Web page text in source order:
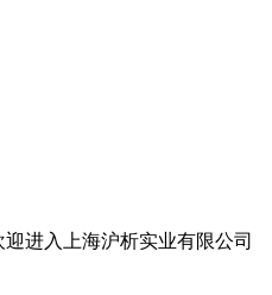
迎进入上海沪析实业有限公司